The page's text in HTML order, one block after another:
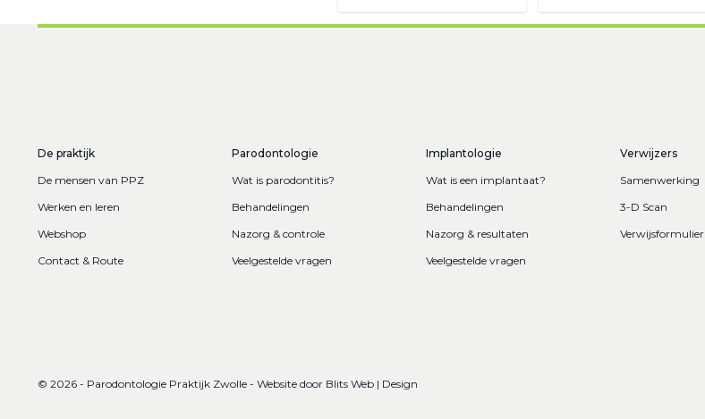
De praktijk
De mensen van PPZ
Werken en leren
Webshop
Contact & Route
Parodontologie
Wat is parodontitis?
Behandelingen
Nazorg & controle
Veelgestelde vragen
Implantologie
Wat is een implantaat?
Behandelingen
Nazorg & resultaten
Veelgestelde vragen
Verwijzers
Samenwerking
3-D Scan
Verwijsformulier
© 2026 - Parodontologie Praktijk Zwolle - Website door Blits Web | Design